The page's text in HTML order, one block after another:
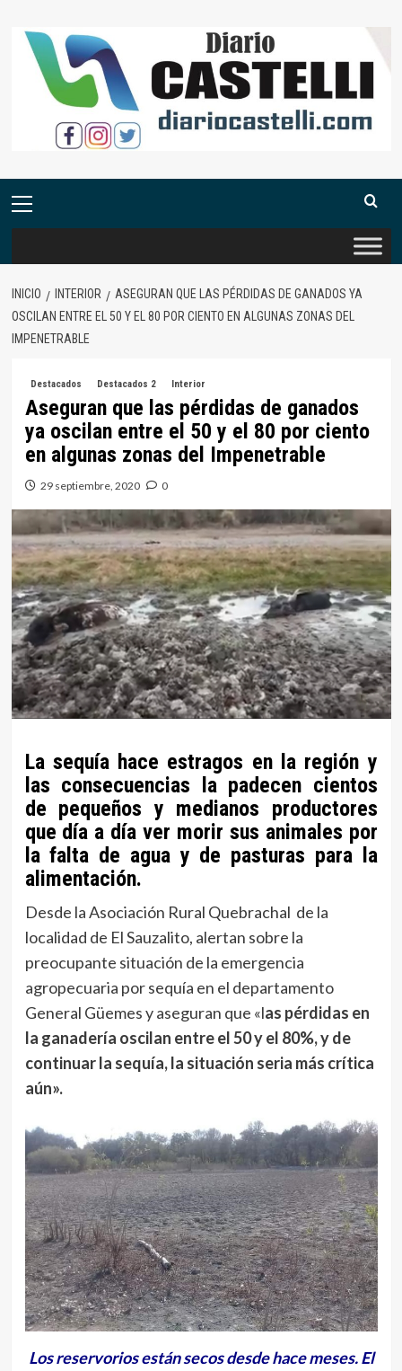
contenido
Menú
INICIO INTERIOR
ASEGURAN QUE LAS PÉRDIDAS DE GANADOS YA
OSCILAN ENTRE EL 50 Y EL 80 POR CIENTO EN ALGUNAS ZONAS DEL
IMPENETRABLE
Destacados Destacados 2 Interior
Aseguran que las pérdidas de ganados
ya oscilan entre el 50 y el 80 por ciento
en algunas zonas del Impenetrable
29 septiembre, 2020 0
La sequía hace estragos en la región y
las consecuencias la padecen cientos
de pequeños y medianos productores
que día a día ver morir sus animales por
la falta de agua y de pasturas para la
alimentación.
Desde la Asociación Rural Quebrachal de la
localidad de El Sauzalito, alertan sobre la
preocupante situación de la emergencia
agropecuaria por sequía en el departamento
General Güemes y aseguran que «las pérdidas en
la ganadería oscilan entre el 50 y el 80%, y de
continuar la sequía, la situación seria más crítica
aún».
Los reservorios están secos desde hace meses. El